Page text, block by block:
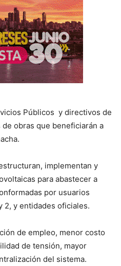
Públicos y directivos de
obras que beneficiarán a
implementan y
para abastecer a
por usuarios
2, y entidades oficiales.
de empleo, menor costo
de tensión, mayor
del sistema.